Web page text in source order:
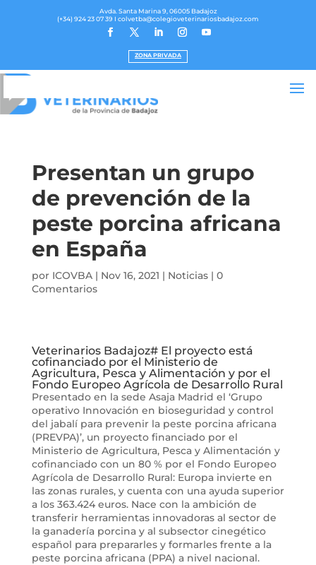
Avda. Santa Marina 9, 06005 Badajoz
(+34) 924 23 07 39 I colvetba@colegioveterinariosbadajoz.com
ZONA PRIVADA
Presentan un grupo
de prevención de la
peste porcina africana
en España
por ICOVBA| Nov 16, 2021 | Noticias| 0
Comentarios
Veterinarios Badajoz# El proyecto está
cofinanciado por el Ministerio de
Agricultura, Pesca y Alimentación y por el
Fondo Europeo Agrícola de Desarrollo Rural
Presentado en la sede Asaja Madrid el ‘Grupo
operativo Innovación en bioseguridad y control
del jabalí para prevenir la peste porcina africana
(PREVPA)’, un proyecto financiado por el
Ministerio de Agricultura, Pesca y Alimentación y
cofinanciado con un 80 % por el Fondo Europeo
Agrícola de Desarrollo Rural: Europa invierte en
las zonas rurales, y cuenta con una ayuda superior
a los 363.424 euros. Nace con la ambición de
transferir herramientas innovadoras al sector de
la ganadería porcina y al subsector cinegético
español para prepararles y formarles frente a la
peste porcina africana (PPA) a nivel nacional.